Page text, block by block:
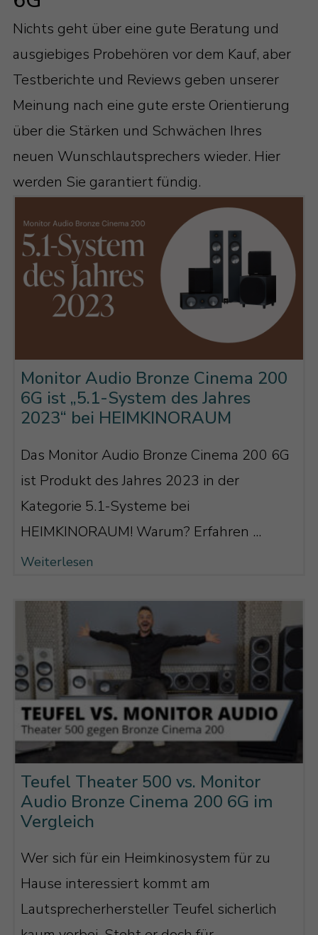
Nichts geht über eine gute Beratung und
ausgiebiges Probehören vor dem Kauf, aber
Testberichte und Reviews geben unserer
Meinung nach eine gute erste Orientierung
über die Stärken und Schwächen Ihres
neuen Wunschlautsprechers wieder. Hier
werden Sie garantiert fündig.
Monitor Audio Bronze Cinema 200
6G ist „5.1-System des Jahres
2023“ bei HEIMKINORAUM
Das Monitor Audio Bronze Cinema 200 6G
ist Produkt des Jahres 2023 in der
Kategorie 5.1-Systeme bei
HEIMKINORAUM! Warum? Erfahren ...
Weiterlesen
Teufel Theater 500 vs. Monitor
Audio Bronze Cinema 200 6G im
Vergleich
Wer sich für ein Heimkinosystem für zu
Hause interessiert kommt am
Lautsprecherhersteller Teufel sicherlich